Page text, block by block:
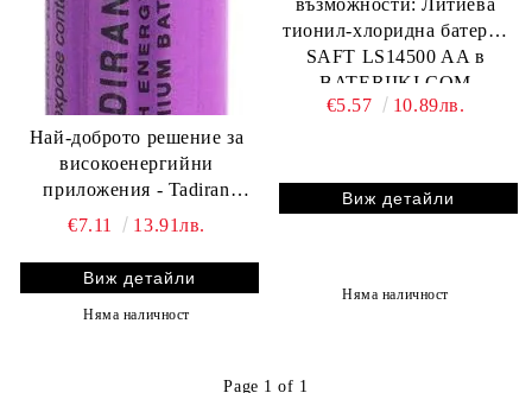
Най-доброто решение за
високоенергийни
приложения - Tadiran
LS14500 AA батерия!
€7.11 13.91лв.
Виж детайли
Няма наличност
тионил-хлоридна батерия
SAFT LS14500 AA в
BATERIIKI.COM
€5.57
10.89лв.
Виж детайли
Няма наличност
Page 1 of 1